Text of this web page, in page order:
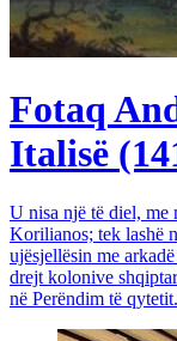
Fotaq
Italisë
U nisa një të diel, me
Korilianos; tek lashë
ujësjellësin me
drejt kolonive
në Perëndim të